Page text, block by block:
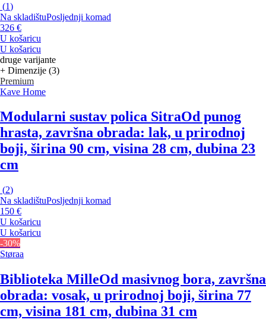
(1)
Na skladištuPosljednji komad
326 €
U košaricu
U košaricu
druge varijante
+ Dimenzije (3)
Premium
Kave Home
Modularni sustav polica SitraOd punog
hrasta, završna obrada: lak, u prirodnoj
boji, širina 90 cm, visina 28 cm, dubina 23
cm
(2)
Na skladištuPosljednji komad
150 €
U košaricu
U košaricu
-30%
Støraa
Biblioteka MilleOd masivnog bora, završna
obrada: vosak, u prirodnoj boji, širina 77
cm, visina 181 cm, dubina 31 cm